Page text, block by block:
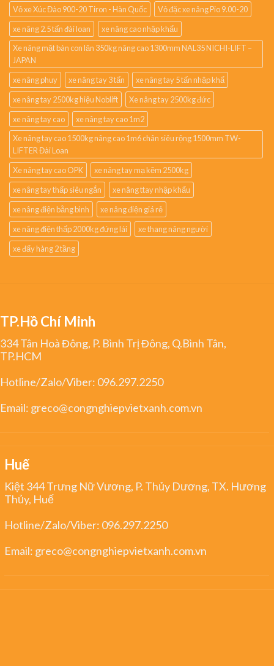
Vỏ xe Xúc Đào 900-20 Tiron - Hàn Quốc
Vỏ đặc xe nâng Pio 9.00-20
xe nâng 2.5 tấn đài loan
xe nâng cao nhập khẩu
Xe nâng mặt bàn con lăn 350kg nâng cao 1300mm NAL35 NICHI-LIFT –
JAPAN
xe nâng phuy
xe nâng tay 3 tấn
xe nâng tay 5 tấn nhập khẩ
xe nâng tay 2500kg hiệu Noblift
Xe nâng tay 2500kg đức
xe nâng tay cao
xe nâng tay cao 1m2
Xe nâng tay cao 1500kg nâng cao 1m6 chân siêu rộng 1500mm TW-
LIFTER Đài Loan
Xe nâng tay cao OPK
xe nâng tay mạ kẽm 2500kg
xe nâng tay thấp siêu ngắn
xe nâng ttay nhập khẩu
xe nâng điện bằng bình
xe nâng điện giá rẻ
xe nâng điện thấp 2000kg đứng lái
xe thang nâng người
xe đẩy hàng 2 tầng
TP.Hồ Chí Minh
334 Tân Hoà Đông, P. Bình Trị Đông, Q.Bình Tân,
TP.HCM
Hotline/Zalo/Viber: 096.297.2250
Email: greco@congnghiepvietxanh.com.vn
Huế
Kiệt 344 Trưng Nữ Vương, P. Thủy Dương, TX. Hương
Thủy, Huế
Hotline/Zalo/Viber: 096.297.2250
Email: greco@congnghiepvietxanh.com.vn